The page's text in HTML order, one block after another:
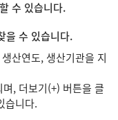
수 있습니다.
을 수 있습니다.
산연도, 생산기관을 지
, 더보기(+) 버튼을 클
습니다.